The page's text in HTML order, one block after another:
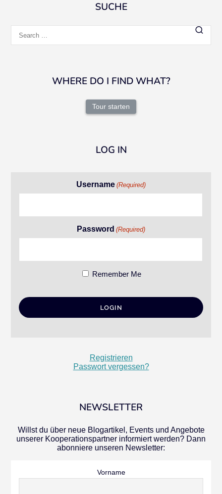
SUCHE
for:
WHERE DO I FIND WHAT?
Tour starten
LOG IN
Username (Required)
Password (Required)
Remember Me
Registrieren
Passwort vergessen?
NEWSLETTER
Willst du über neue Blogartikel, Events und Angebote
unserer Kooperationspartner informiert werden? Dann
abonniere unseren Newsletter:
Vorname